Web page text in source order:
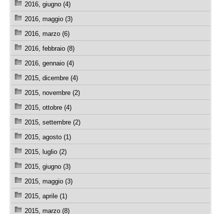
2016, giugno (4)
2016, maggio (3)
2016, marzo (6)
2016, febbraio (8)
2016, gennaio (4)
2015, dicembre (4)
2015, novembre (2)
2015, ottobre (4)
2015, settembre (2)
2015, agosto (1)
2015, luglio (2)
2015, giugno (3)
2015, maggio (3)
2015, aprile (1)
2015, marzo (8)